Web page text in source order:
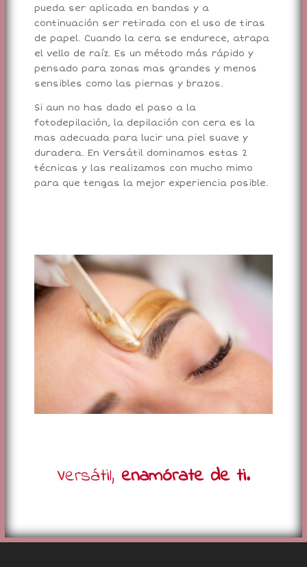
pueda ser aplicada en bandas y a
continuación ser retirada con el uso de tiras
de papel. Cuando la cera se endurece, atrapa
el vello de raíz. Es un método más rápido y
pensado para zonas mas grandes y menos
sensibles como las piernas y brazos.
Si aun no has dado el paso a la
fotodepilación, la depilación con cera es la
mas adecuada para lucir una piel suave y
duradera. En Versátil dominamos estas 2
técnicas y las realizamos con mucho mimo
para que tengas la mejor experiencia posible.
Versátil, enamórate de ti.